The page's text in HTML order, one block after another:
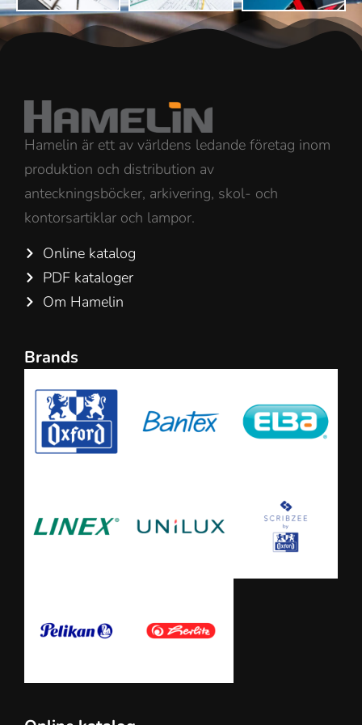
Hamelin är ett av världens ledande företag inom
produktion och distribution av
anteckningsböcker, arkivering, skol- och
kontorsartiklar och lampor.
Online katalog
PDF kataloger
Om Hamelin
Brands